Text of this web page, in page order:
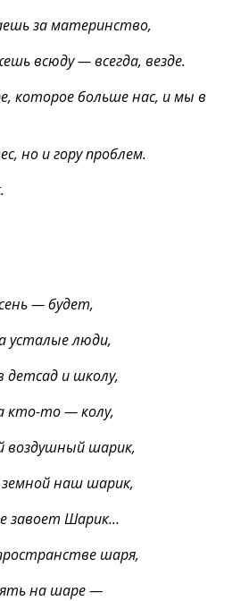
за материнство,
всюду — всегда, везде.
которое больше нас, и мы в
но и гору проблем.
— будет,
усталые люди,
детсад и школу,
кто-то — колу,
воздушный шарик,
наш шарик,
завоет Шарик…
шаря,
на шаре —